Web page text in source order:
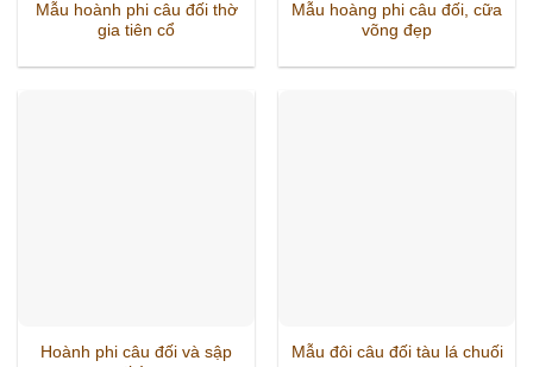
Mẫu hoành phi câu đối thờ
gia tiên cổ
Mẫu hoàng phi câu đối, cữa
võng đẹp
Hoành phi câu đối và sập
Mẫu đôi câu đối tàu lá chuối